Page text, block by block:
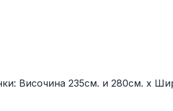
Височина 235см. и 280см. x